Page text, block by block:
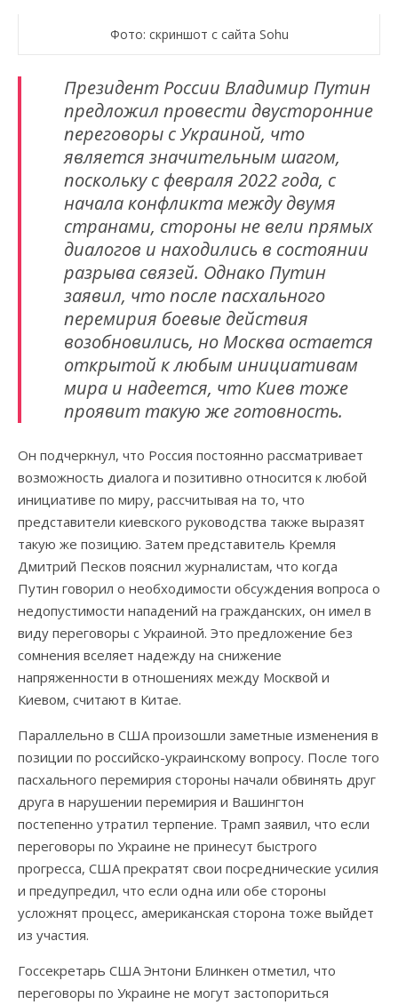
Фото: скриншот с сайта Sohu
Президент России Владимир Путин
предложил провести двусторонние
переговоры с Украиной, что
является значительным шагом,
поскольку с февраля 2022 года, с
начала конфликта между двумя
странами, стороны не вели прямых
диалогов и находились в состоянии
разрыва связей. Однако Путин
заявил, что после пасхального
перемирия боевые действия
возобновились, но Москва остается
открытой к любым инициативам
мира и надеется, что Киев тоже
проявит такую же готовность.
Он подчеркнул, что Россия постоянно рассматривает
возможность диалога и позитивно относится к любой
инициативе по миру, рассчитывая на то, что
представители киевского руководства также выразят
такую же позицию. Затем представитель Кремля
Дмитрий Песков пояснил журналистам, что когда
Путин говорил о необходимости обсуждения вопроса о
недопустимости нападений на гражданских, он имел в
виду переговоры с Украиной. Это предложение без
сомнения вселяет надежду на снижение
напряженности в отношениях между Москвой и
Киевом, считают в Китае.
Параллельно в США произошли заметные изменения в
позиции по российско-украинскому вопросу. После того
пасхального перемирия стороны начали обвинять друг
друга в нарушении перемирия и Вашингтон
постепенно утратил терпение. Трамп заявил, что если
переговоры по Украине не принесут быстрого
прогресса, США прекратят свои посреднические усилия
и предупредил, что если одна или обе стороны
усложнят процесс, американская сторона тоже выйдет
из участия.
Госсекретарь США Энтони Блинкен отметил, что
переговоры по Украине не могут застопориться